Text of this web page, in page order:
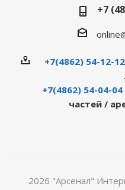
+7
+7(4862) 54-12-12
+7(4862) 54-04-04
частей /
2026 "Арсенал"